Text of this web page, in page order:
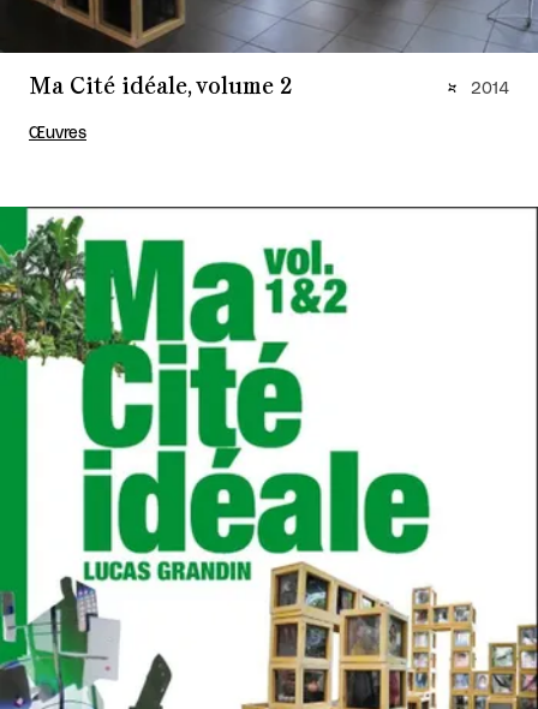
Ma Cité idéale, volume 2
Œuvres
2014